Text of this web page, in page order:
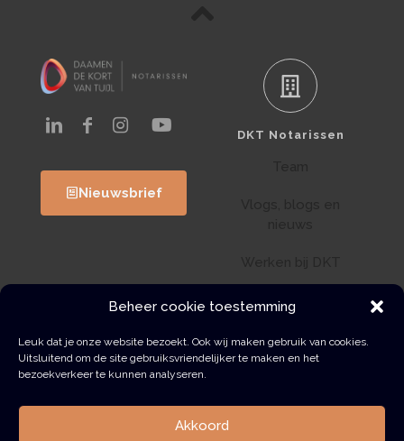
Beheer cookie toestemming
Leuk dat je onze website bezoekt. Ook wij maken gebruik van cookies.
Uitsluitend om de site gebruiksvriendelijker te maken en het
bezoekverkeer te kunnen analyseren.
Akkoord
Nieuwsbrief
DKT Notarissen
Klantenportaal
Wwft